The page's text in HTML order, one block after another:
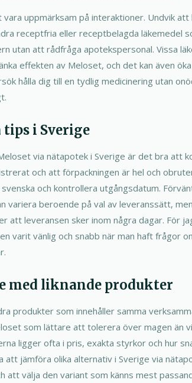
uppmärksam på interaktioner. Undvik att
receptfria eller receptbelagda läkemedel
utan att rådfråga apotekspersonal. Vissa
effekten av Meloset, och det kan även
hålla dig till en tydlig medicinering utan
i Sverige
via nätapotek i Sverige är det bra att
och att förpackningen är hel och
och kontrollera utgångsdatum.
variera beroende på val av leveranssätt,
att leveransen sker inom några dagar. För
varit vänlig och snabb när man haft frågor
med liknande produkter
produkter som innehåller samma
som lättare att tolerera över magen än
ligger ofta i pris, exakta styrkor och hur
att jämföra olika alternativ i Sverige via
att välja den variant som känns mest